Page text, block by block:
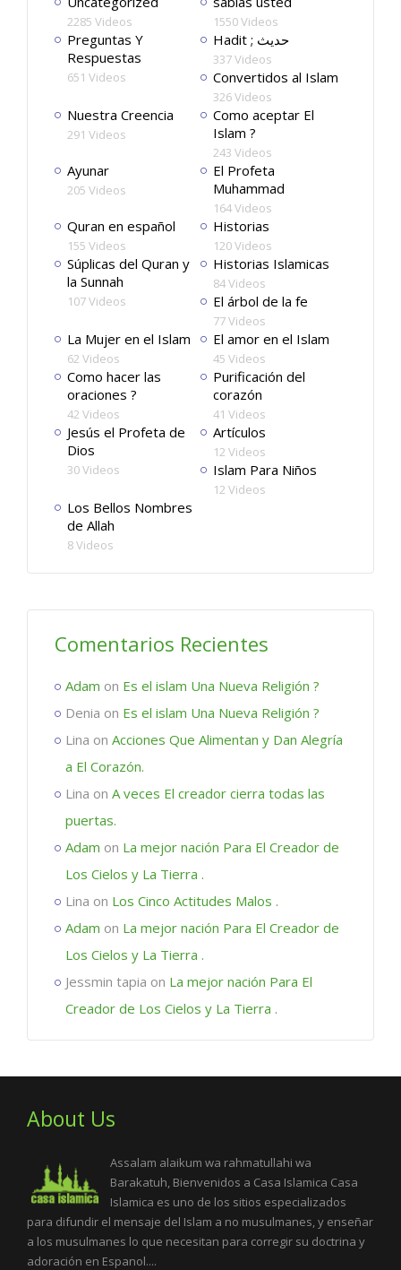
2285 Videos 1550 Videos
Preguntas Y
Respuestas
651 Videos
Hadit ; حديث
337 Videos
Convertidos al Islam
326 Videos
Nuestra Creencia
291 Videos
Como aceptar El
Islam ?
243 Videos
Ayunar
205 Videos
El Profeta
Muhammad
164 Videos
Quran en español
155 Videos
Historias
120 Videos
Súplicas del Quran y
la Sunnah
107 Videos
Historias Islamicas
84 Videos
El árbol de la fe
77 Videos
La Mujer en el Islam
62 Videos
El amor en el Islam
45 Videos
Como hacer las
oraciones ?
42 Videos
Purificación del
corazón
41 Videos
Jesús el Profeta de
Dios
30 Videos
Artículos
12 Videos
Islam Para Niños
12 Videos
Los Bellos Nombres
de Allah
8 Videos
Comentarios Recientes
Adam on Es el islam Una Nueva Religión ?
Denia on Es el islam Una Nueva Religión ?
Lina on Acciones Que Alimentan y Dan Alegría
a El Corazón.
Lina on A veces El creador cierra todas las
puertas.
Adam on La mejor nación Para El Creador de
Los Cielos y La Tierra .
Lina on Los Cinco Actitudes Malos .
Adam on La mejor nación Para El Creador de
Los Cielos y La Tierra .
Jessmin tapia on La mejor nación Para El
Creador de Los Cielos y La Tierra .
About Us
Assalam alaikum wa rahmatullahi wa
Barakatuh, Bienvenidos a Casa Islamica Casa
Islamica es uno de los sitios especializados
para difundir el mensaje del Islam a no musulmanes, y enseñar
a los musulmanes lo que necesitan para corregir su doctrina y
adoración en Espanol....